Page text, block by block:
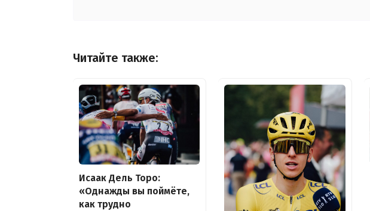
Читайте также:
Исаак Дель Торо:
«Однажды вы поймёте,
как трудно